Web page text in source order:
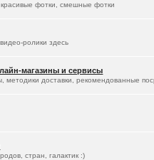
фотки, смешные фотки
ролики здесь
магазины и сервисы
доставки, рекомендованные
стран, галактик :)